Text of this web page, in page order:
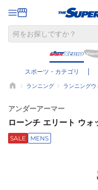
スポーツ・カテゴリ
ランニング ランニングウ
アンダーアーマー
ローンチ エリート ウ
SALE MENS